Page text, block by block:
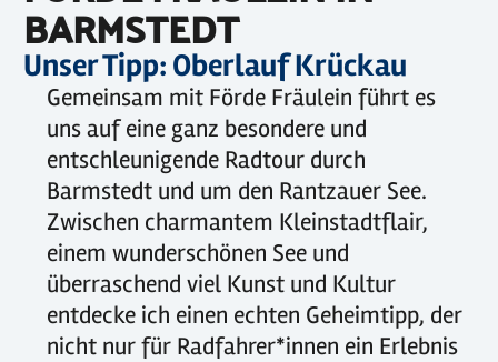
BARMSTEDT
Unser Tipp: Oberlauf Krückau
Gemeinsam mit Förde Fräulein führt es
uns auf eine ganz besondere und
entschleunigende Radtour durch
Barmstedt und um den Rantzauer See.
Zwischen charmantem Kleinstadtflair,
einem wunderschönen See und
überraschend viel Kunst und Kultur
entdecke ich einen echten Geheimtipp, der
nicht nur für Radfahrer*innen ein Erlebnis